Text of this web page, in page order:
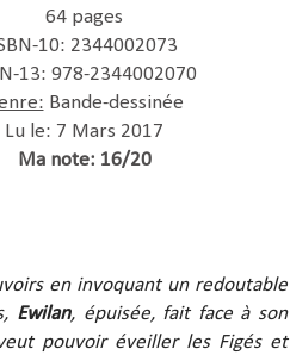
64 pages
10: 2344002073
13: 978-2344002070
Bande-dessinée
Lu le: 7 Mars 2017
Ma note: 16/20
en invoquant un redoutable
Ewilan, épuisée, fait face à son
pouvoir éveiller les Figés et